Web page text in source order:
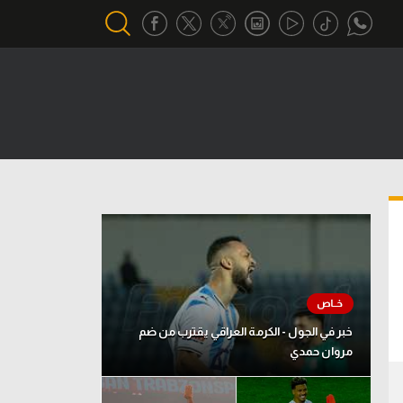
تحقيق في الجول
تقرير في الجول
تحليل في الجول
حكايات في الجول
كويز في الجول
فيديو في الجول
خبر في الجول - الكرمة العراقي يقترب من ضم
مروان حمدي